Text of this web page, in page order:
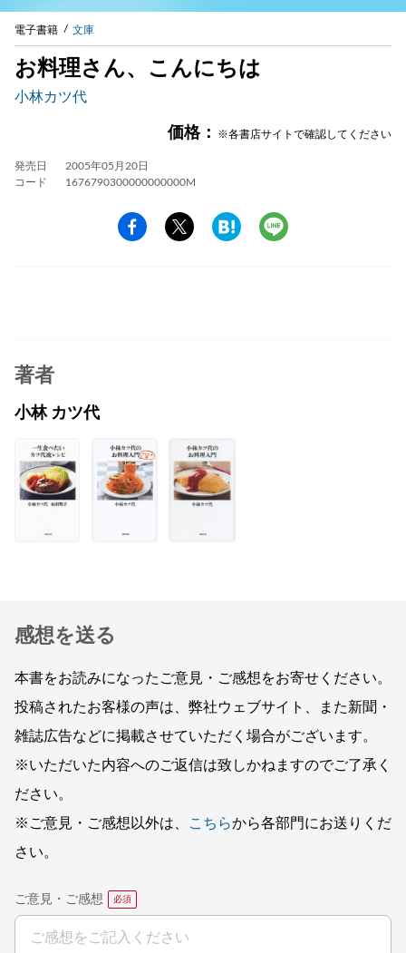
電子書籍 文庫
お料理さん、こんにちは
小林カツ代
価格： ※各書店サイトで確認してください
発売日
2005年05月20日
コード
1676790300000000000M
著者
小林 カツ代
感想を送る
本書をお読みになったご意見・ご感想をお寄せください。
投稿されたお客様の声は、弊社ウェブサイト、また新聞・
雑誌広告などに掲載させていただく場合がございます。
※いただいた内容へのご返信は致しかねますのでご了承く
ださい。
※ご意見・ご感想以外は、
こちらから各部門にお送りくだ
さい。
ご意見・ご感想